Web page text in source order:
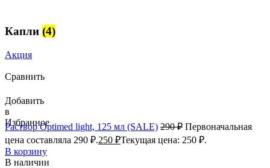
Капли (4)
Акция
Сравнить
Добавить
в
Избранное
Раствор Optimed light, 125 мл (SALE) 290₽ Первоначальная
цена составляла 290 ₽.250 ₽Текущая цена: 250 ₽.
В корзину
В наличии